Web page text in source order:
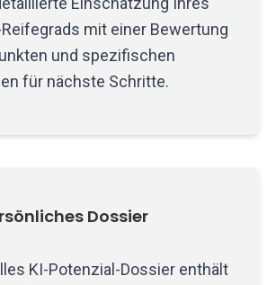
mit einer Bewertung
und spezifischen
für nächste Schritte.
Dossier
KI-Potenzial-Dossier enthält